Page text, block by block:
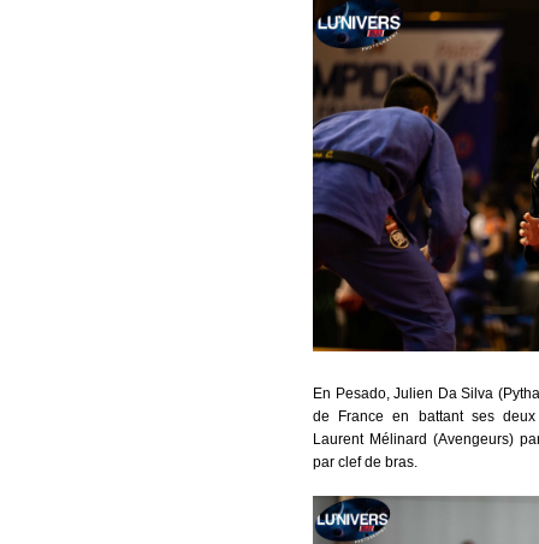
En Pesado, Julien Da Silva
de France en battant ses deux
Laurent Mélinard (Avengeurs)
par clef de bras.